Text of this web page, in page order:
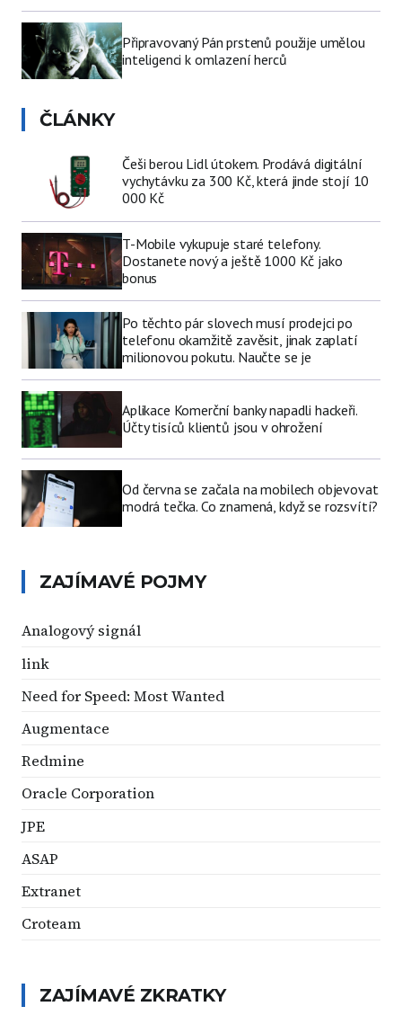
Připravovaný Pán prstenů použije umělou
inteligenci k omlazení herců
ČLÁNKY
Češi berou Lidl útokem. Prodává digitální
vychytávku za 300 Kč, která jinde stojí 10
000 Kč
T-Mobile vykupuje staré telefony.
Dostanete nový a ještě 1000 Kč jako
bonus
Po těchto pár slovech musí prodejci po
telefonu okamžitě zavěsit, jinak zaplatí
milionovou pokutu. Naučte se je
Aplikace Komerční banky napadli hackeři.
Účty tisíců klientů jsou v ohrožení
Od června se začala na mobilech objevovat
modrá tečka. Co znamená, když se rozsvítí?
ZAJÍMAVÉ POJMY
Analogový signál
link
Need for Speed: Most Wanted
Augmentace
Redmine
Oracle Corporation
JPE
ASAP
Extranet
Croteam
ZAJÍMAVÉ ZKRATKY